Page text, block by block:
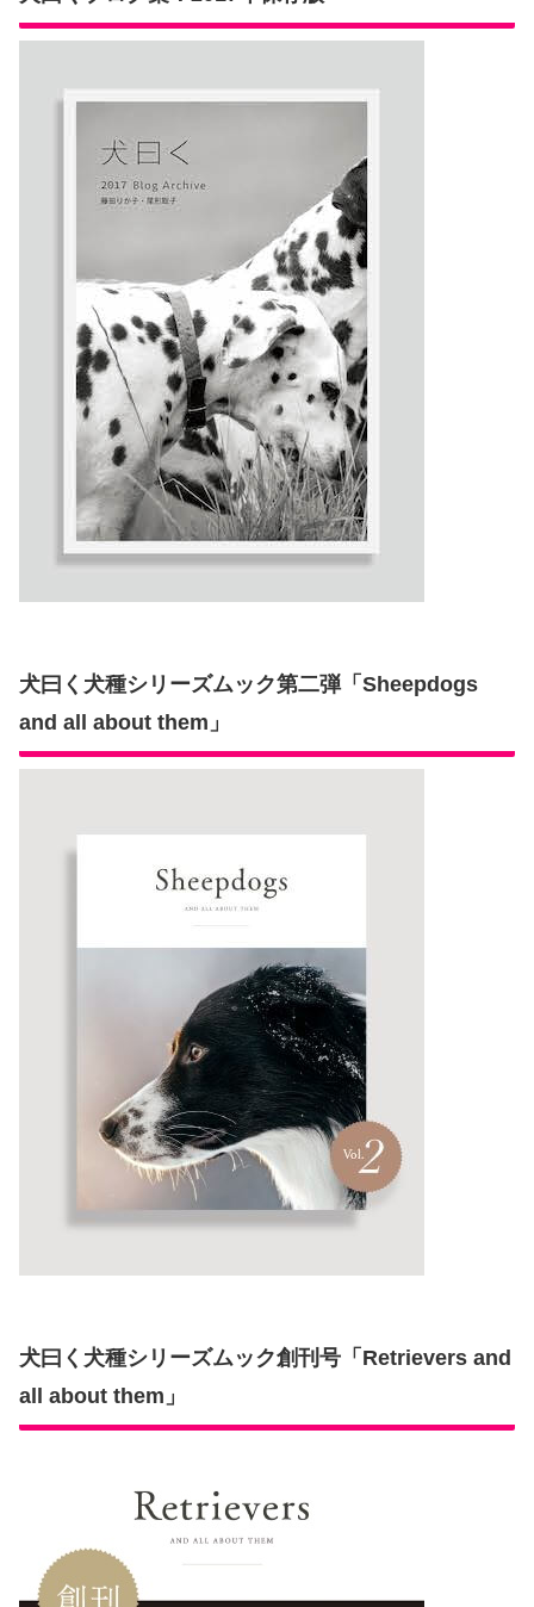
犬曰く犬種シリーズムック第二弾「Sheepdogs
and all about them」
犬曰く犬種シリーズムック創刊号「Retrievers and
all about them」